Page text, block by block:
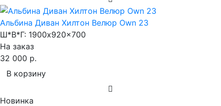
Альбина Диван Хилтон Велюр Own 23
Ш*В*Г: 1900x920x700
На заказ
32 000 р.
В корзину
Новинка